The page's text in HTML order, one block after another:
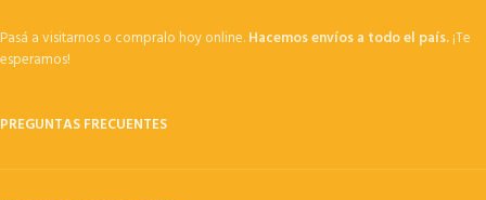
Pasá a visitarnos o compralo hoy online.Hacemos envíos a todo el país.¡Te
esperamos!
PREGUNTAS FRECUENTES